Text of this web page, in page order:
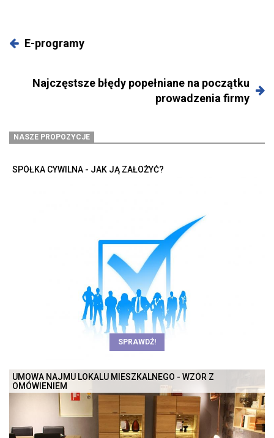
E-programy
Najczęstsze błędy popełniane na początku
prowadzenia firmy
NASZE PROPOZYCJE
SPÓŁKA CYWILNA - JAK JĄ ZAŁOŻYĆ?
SPRAWDŹ!
UMOWA NAJMU LOKALU MIESZKALNEGO - WZÓR Z
OMÓWIENIEM